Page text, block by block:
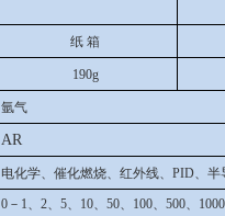
纸 箱
190g
氩气
AR
电化学、催化燃烧、红外线、PID、
0－1、2、5、10、50、100、500、